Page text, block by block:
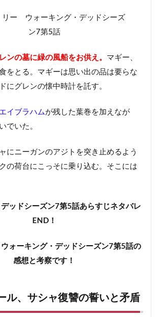
ンの墓に緑の風船をお供え。 マギー、
をとる。マギーは思い出の品は要らな
にグレンの懐中時計を託す。
エイブラハムが残した葉巻を加えなが
でいた。
にニーガンのアジトを突き止めるよう
の荷台にこっそに乗り込む。そこには
ッドシーズン7第5話あらすじネタバレ
END！
ォーキング・デッドシーズン7第5話の
感想と考察です！
ル、サシャ復讐の誓いと矛盾